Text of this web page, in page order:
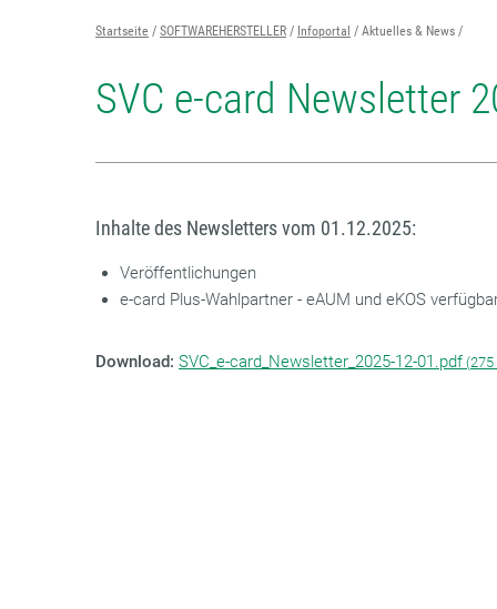
Startseite SOFTWAREHERSTELLER Infoportal Aktuelles & News
SVC e-card Newsletter
Inhalte des Newsletters vom 01.12.2025:
Veröffentlichungen
e-card Plus-Wahlpartner - eAUM und eKOS
Download: SVC_e-card_Newsletter_2025-12-01.pdf (275